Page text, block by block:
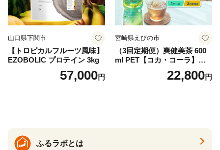
山口県下関市
【トロピカルフルーツ風味】
EZOBOLIC プロテイン 3kg
57,000円
宮崎県えびの市
（3回定期便）爽健美茶 600
ml PET【コカ・コーラ】ペ
ットボトル 1ケース(24本) 定
期便 3回(72本) セット お茶
22,800円
ふるラボとは